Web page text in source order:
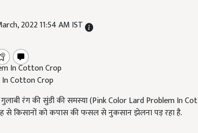
2022 11:54 AM IST
Cotton Crop
रंग की सुंडी की समस्या (Pink Color Lard Problem In
से किसानों को कपास की फसल से नुकसान झेलना पड़ रहा है.